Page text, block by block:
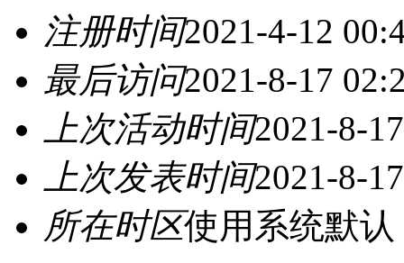
注册时间2021-4-12
最后访问2021-8-17
上次活动时间2021-8-
上次发表时间2021-8-
所在时区使用系统默认